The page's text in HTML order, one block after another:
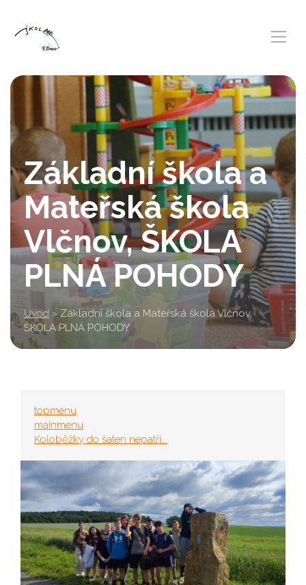
Základní škola a
Mateřská škola
Vlčnov, ŠKOLA
PLNÁ POHODY
Úvod » Základní škola a Mateřská škola Vlčnov,
ŠKOLA PLNÁ POHODY
topmenu
mainmenu
Koloběžky do šaten nepatří...